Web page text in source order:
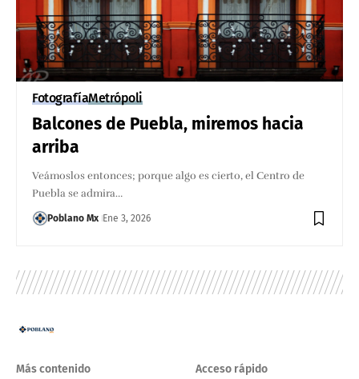
FotografíaMetrópoli
Balcones de Puebla, miremos hacia
arriba
Veámoslos entonces; porque algo es cierto, el Centro de
Puebla se admira…
Poblano Mx Ene 3, 2026
Más contenido Acceso rápido